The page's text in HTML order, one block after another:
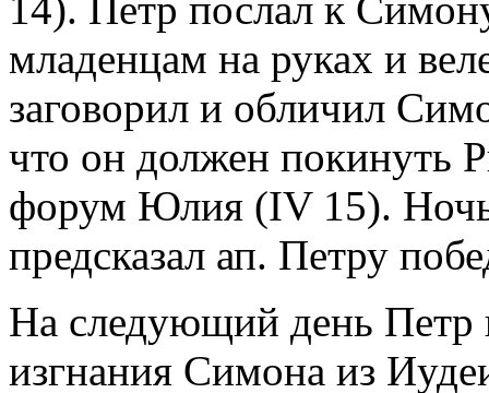
14). Петр послал к
младенцам на руках и
заговорил и обличил
что он должен покинуть
форум Юлия (IV 15).
предсказал ап. Петру
На следующий день Петр
изгнания Симона из